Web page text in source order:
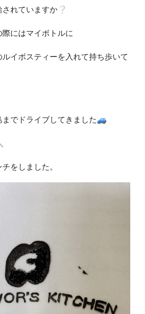
れていますか❔
にはマイボトルに
イボスティーを入れて持ち歩いて
でドライブしてきました🚙
をしました。